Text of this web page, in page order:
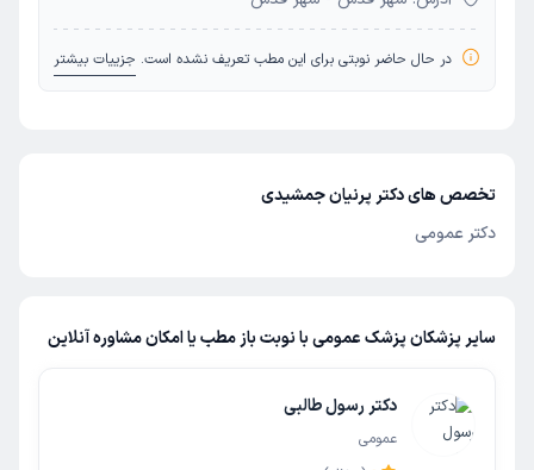
در حال حاضر نوبتی برای این مطب تعریف نشده است. جزییات بیشتر
تخصص های دکتر پرنیان جمشیدی
دکتر عمومی
سایر پزشکان پزشک عمومی با نوبت باز مطب یا امکان مشاوره آنلاین
دکتر رسول طالبی
عمومی